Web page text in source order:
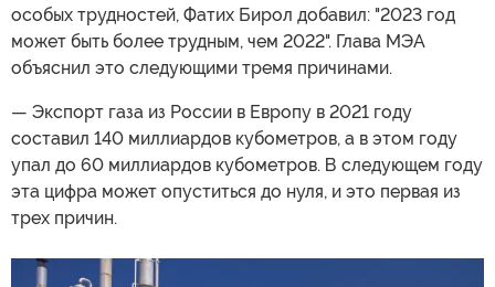
особых трудностей, Фатих Бирол добавил: "2023 год
может быть более трудным, чем 2022". Глава МЭА
объяснил это следующими тремя причинами.
— Экспорт газа из России в Европу в 2021 году
составил 140 миллиардов кубометров, а в этом году
упал до 60 миллиардов кубометров. В следующем году
эта цифра может опуститься до нуля, и это первая из
трех причин.